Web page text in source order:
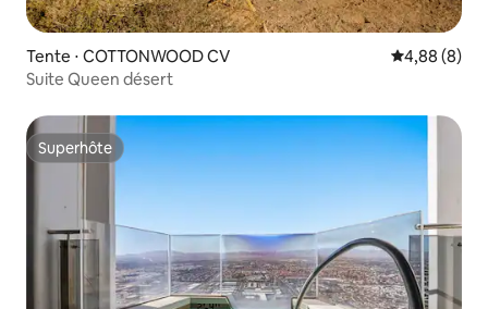
Tente ⋅ COTTONWOOD CV Évaluation
4,88 (8)
Suite Queen désert
Superhôte
Superhôte